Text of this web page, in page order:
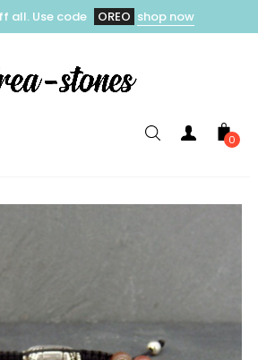
all. Use code OREO shop now
0